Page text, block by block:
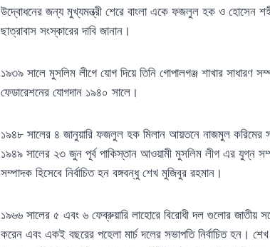
উদ্বোধনের জন্য মুখ্যমন্ত্রী শেরে বাংলা একে ফজলুল হক ও হোসেন
ছাত্রাবাস সংস্কারের দাবি জানান।
১৯৩৯ সালে মুসলিম লীগে যোগ দিয়ে তিনি গোপালগঞ্জ শাখার সাধারণ
ফেডারেশনের যোগদান ১৯৪০ সালে।
১৯৪৮ সালের ৪ জানুয়ারি ফজলুল হক মিলান আয়তনে নাজমুল করিমের
১৯৪৯ সালের ২৩ জুন পূর্ব পাকিস্তান আওয়ামী মুসলিম লীগ এর যুগ্ন
সম্পাদক হিসেবে নির্বাচিত হন বঙ্গবন্ধু শেখ মুজিবুর রহমান।
১৯৬৬ সালের ৫ এবং ৬ ফেব্রুয়ারি লাহোরে বিরোধী দল গুলোর জাতীয়
করেন এবং একই বছরের পহেলা মার্চ দলের সভাপতি নির্বাচিত হন।